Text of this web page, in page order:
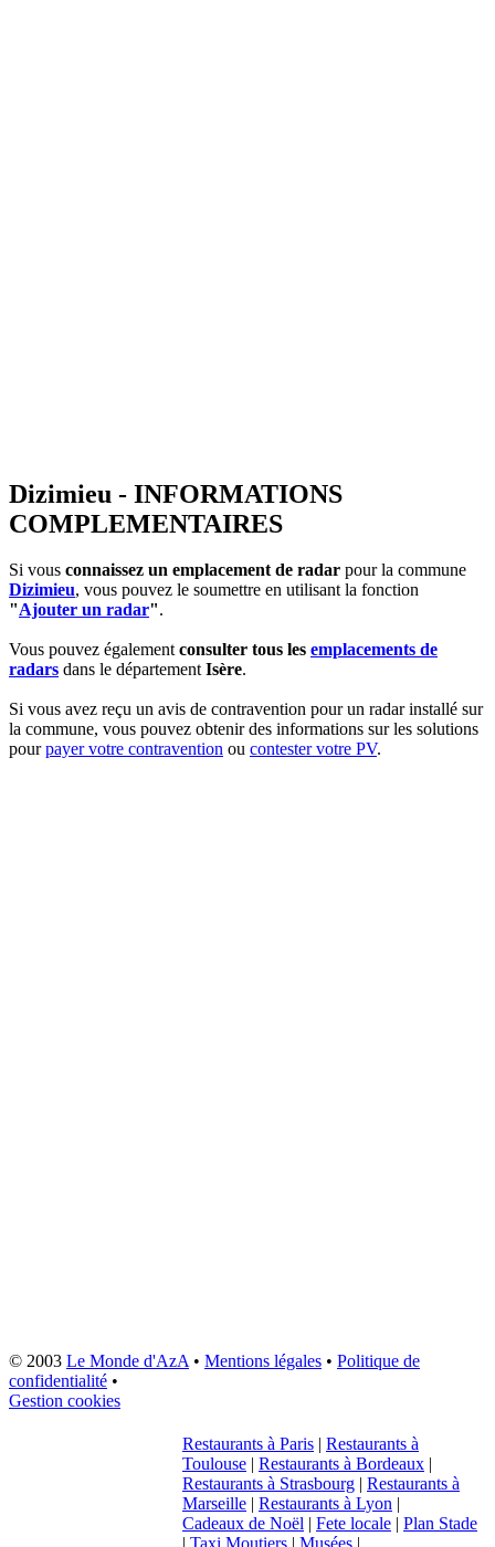
Dizimieu - INFORMATIONS
COMPLEMENTAIRES
Si vous connaissez un emplacement de radar pour la commune
Dizimieu, vous pouvez le soumettre en utilisant la fonction
"Ajouter un radar".
Vous pouvez égalementconsulter tous les emplacements de
radars dans le départementIsère.
Si vous avez reçu un avis de contravention pour un radar installé sur
la commune, vous pouvez obtenir des informations sur les solutions
pourpayer votre contravention ou contester votre PV.
© 2003 Le Monde d'AzA• Mentions légales • Politique de
confidentialité •
Gestion cookies
Restaurants à Paris | Restaurants à
Toulouse | Restaurants à Bordeaux |
Restaurants à Strasbourg | Restaurants à
Marseille | Restaurants à Lyon |
Cadeaux de Noël | Fete locale | Plan Stade